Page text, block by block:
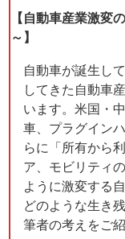
【自動車産業激
～】
自動車が誕生し
してきた自動車
います。米国・
車、プラグイン
らに「所有から
ア、モビリティ
ように激変する
どのような生き
筆者の考えをご